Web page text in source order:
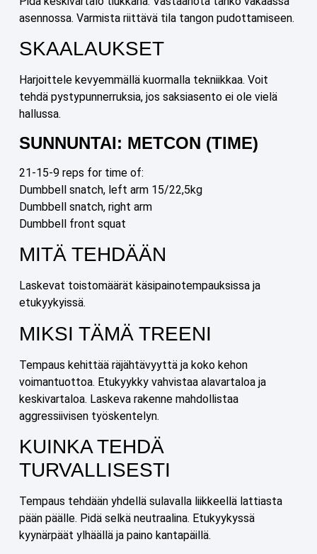
asennossa. Varmista riittävä tila tangon pudottamiseen.
SKAALAUKSET
Harjoittele kevyemmällä kuormalla tekniikkaa. Voit
tehdä pystypunnerruksia, jos saksiasento ei ole vielä
hallussa.
SUNNUNTAI: METCON (TIME)
21-15-9 reps for time of:
Dumbbell snatch, left arm 15/22,5kg
Dumbbell snatch, right arm
Dumbbell front squat
MITÄ TEHDÄÄN
Laskevat toistomäärät käsipainotempauksissa ja
etukyykyissä.
MIKSI TÄMÄ TREENI
Tempaus kehittää räjähtävyyttä ja koko kehon
voimantuottoa. Etukyykky vahvistaa alavartaloa ja
keskivartaloa. Laskeva rakenne mahdollistaa
aggressiivisen työskentelyn.
KUINKA TEHDÄ
TURVALLISESTI
Tempaus tehdään yhdellä sulavalla liikkeellä lattiasta
pään päälle. Pidä selkä neutraalina. Etukyykyssä
kyynärpäät ylhäällä ja paino kantapäillä.